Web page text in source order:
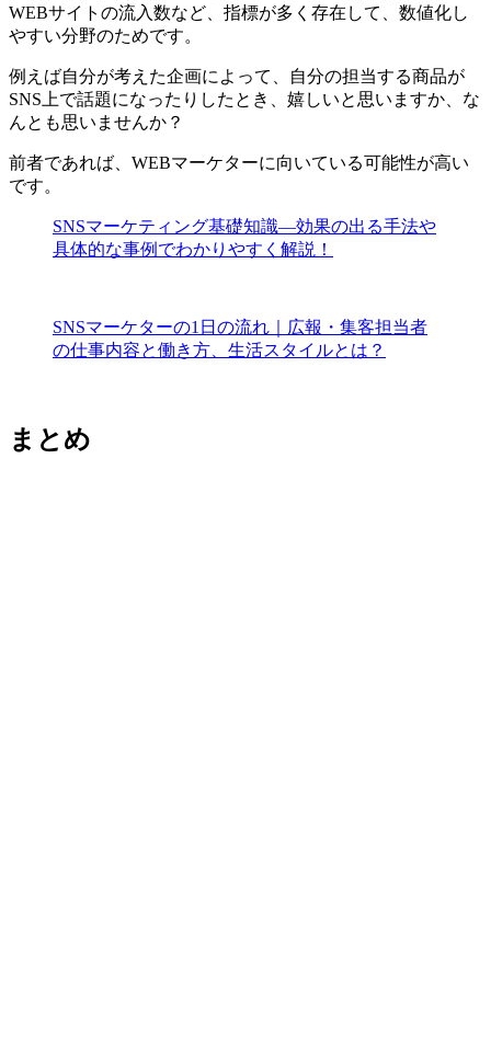
WEBサイトの流入数など、指標が多く存在して、数値化し
やすい分野のためです。
例えば自分が考えた企画によって、自分の担当する商品が
SNS上で話題になったりしたとき、嬉しいと思いますか、な
んとも思いませんか？
前者であれば、WEBマーケターに向いている可能性が高い
です。
SNSマーケティング基礎知識―効果の出る手法や
具体的な事例でわかりやすく解説！
SNSマーケターの1日の流れ｜広報・集客担当者
の仕事内容と働き方、生活スタイルとは？
まとめ